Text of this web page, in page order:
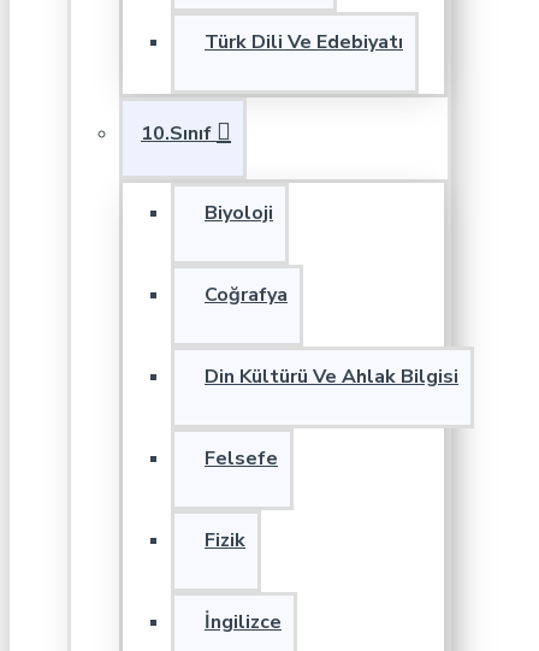
Türk Dili Ve Edebiyatı
10.Sınıf
Biyoloji
Coğrafya
Din Kültürü Ve Ahlak Bilgisi
Felsefe
Fizik
İngilizce